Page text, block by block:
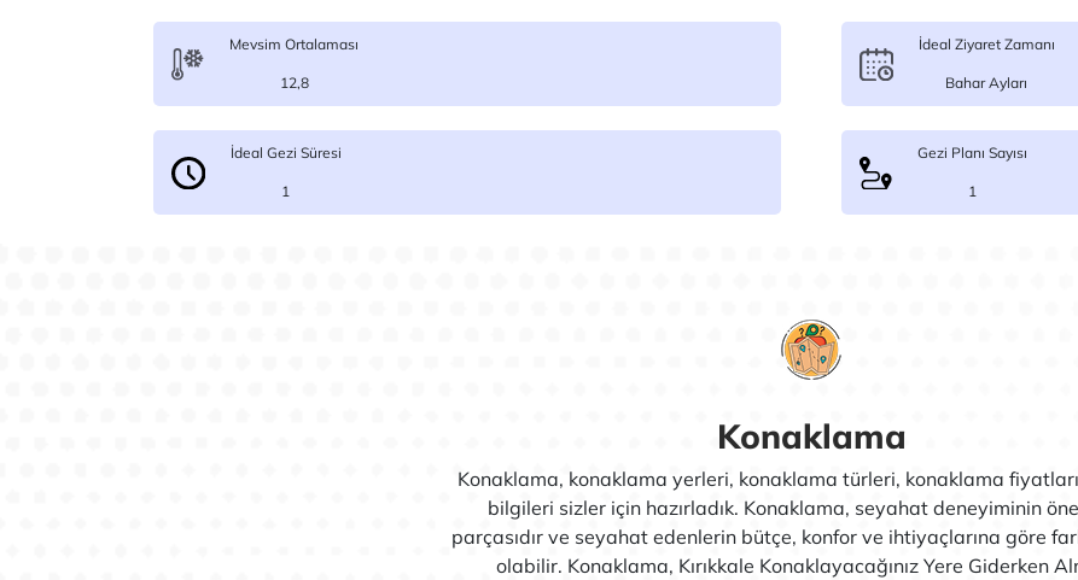
Mevsim Ortalaması
12,8
İdeal Ziyaret Zamanı
Bahar Ayları
İdeal Gezi Süresi
1
Gezi Planı Sayısı
1
Konaklama
Konaklama, konaklama yerleri, konaklama türleri, konaklama
bilgileri sizler için hazırladık. Konaklama, seyahat deneyiminin
parçasıdır ve seyahat edenlerin bütçe, konfor ve ihtiyaçlarına göre
olabilir. Konaklama, Kırıkkale Konaklayacağınız Yere Giderken